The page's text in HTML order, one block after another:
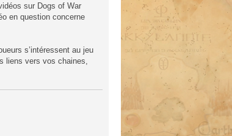
sur Dogs of War
en question concerne
s’intéressent au jeu
liens vers vos chaines,